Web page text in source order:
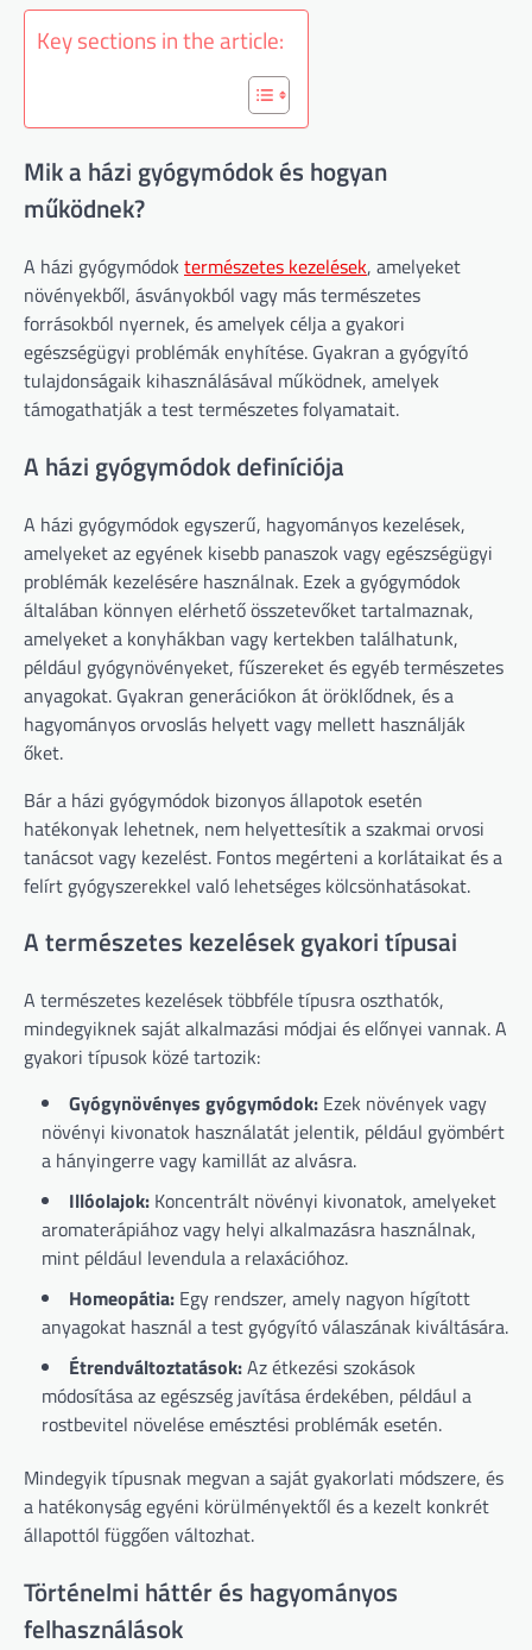
Key sections in the article:
Mik a házi gyógymódok és hogyan
működnek?
A házi gyógymódok természetes kezelések, amelyeket
növényekből, ásványokból vagy más természetes
forrásokból nyernek, és amelyek célja a gyakori
egészségügyi problémák enyhítése. Gyakran a gyógyító
tulajdonságaik kihasználásával működnek, amelyek
támogathatják a test természetes folyamatait.
A házi gyógymódok definíciója
A házi gyógymódok egyszerű, hagyományos kezelések,
amelyeket az egyének kisebb panaszok vagy egészségügyi
problémák kezelésére használnak. Ezek a gyógymódok
általában könnyen elérhető összetevőket tartalmaznak,
amelyeket a konyhákban vagy kertekben találhatunk,
például gyógynövényeket, fűszereket és egyéb természetes
anyagokat. Gyakran generációkon át öröklődnek, és a
hagyományos orvoslás helyett vagy mellett használják
őket.
Bár a házi gyógymódok bizonyos állapotok esetén
hatékonyak lehetnek, nem helyettesítik a szakmai orvosi
tanácsot vagy kezelést. Fontos megérteni a korlátaikat és a
felírt gyógyszerekkel való lehetséges kölcsönhatásokat.
A természetes kezelések gyakori típusai
A természetes kezelések többféle típusra oszthatók,
mindegyiknek saját alkalmazási módjai és előnyei vannak. A
gyakori típusok közé tartozik:
Gyógynövényes gyógymódok: Ezek növények vagy
növényi kivonatok használatát jelentik, például gyömbért
a hányingerre vagy kamillát az alvásra.
Illóolajok: Koncentrált növényi kivonatok, amelyeket
aromaterápiához vagy helyi alkalmazásra használnak,
mint például levendula a relaxációhoz.
Homeopátia: Egy rendszer, amely nagyon hígított
anyagokat használ a test gyógyító válaszának kiváltására.
Étrendváltoztatások:Az étkezési szokások
módosítása az egészség javítása érdekében, például a
rostbevitel növelése emésztési problémák esetén.
Mindegyik típusnak megvan a saját gyakorlati módszere, és
a hatékonyság egyéni körülményektől és a kezelt konkrét
állapottól függően változhat.
Történelmi háttér és hagyományos
felhasználások